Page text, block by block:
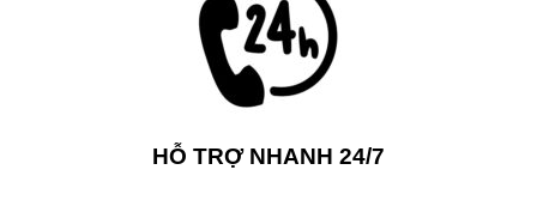
HỖ TRỢ NHANH 24/7